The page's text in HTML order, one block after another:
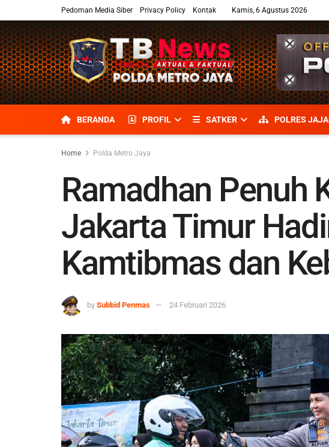
Pedoman Media Siber Privacy Policy Kontak Kamis, 6 Agustus 2026
BERANDA PROFIL SATKER POLRES
Home Polda Metro Jaya
Ramadhan Penuh
Jakarta Timur
Kamtibmas dan
by Subbid Penmas 24 Februari 2026